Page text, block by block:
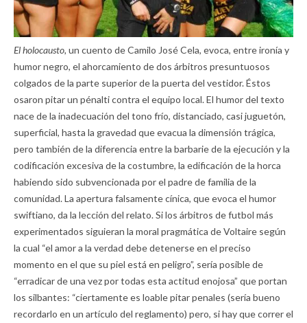
El holocausto, un cuento de Camilo José Cela, evoca, entre ironía y
humor negro, el ahorcamiento de dos árbitros presuntuosos
colgados de la parte superior de la puerta del vestidor. Éstos
osaron pitar un pénalti contra el equipo local. El humor del texto
nace de la inadecuación del tono frío, distanciado, casi juguetón,
superficial, hasta la gravedad que evacua la dimensión trágica,
pero también de la diferencia entre la barbarie de la ejecución y la
codificación excesiva de la costumbre, la edificación de la horca
habiendo sido subvencionada por el padre de familia de la
comunidad. La apertura falsamente cínica, que evoca el humor
swiftiano, da la lección del relato. Si los árbitros de futbol más
experimentados siguieran la moral pragmática de Voltaire según
la cual “el amor a la verdad debe detenerse en el preciso
momento en el que su piel está en peligro”, sería posible de
“erradicar de una vez por todas esta actitud enojosa” que portan
los silbantes: “ciertamente es loable pitar penales (sería bueno
recordarlo en un artículo del reglamento) pero, si hay que correr el